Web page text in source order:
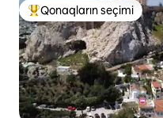
Populyar "Qonaqların
Qonaqların seçimi